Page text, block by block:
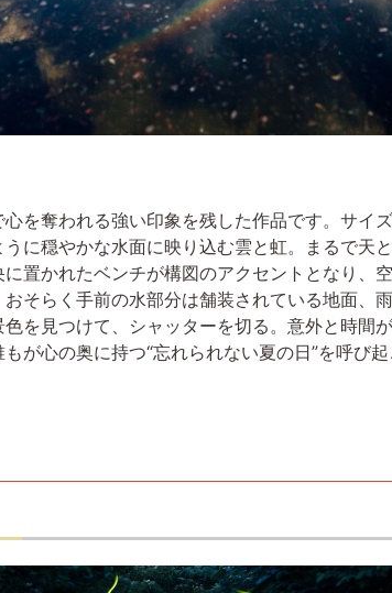
を奪われる強い印象を残した作品です。サイ
に穏やかな水面に映り込む雲と虹。まるで天
置かれたベンチが構図のアクセントとなり、
そらく手前の水部分は舗装されている地面、
を見つけて、シャッターを切る。意外と時間
が心の奥に持つ“忘れられない夏の日”を呼び